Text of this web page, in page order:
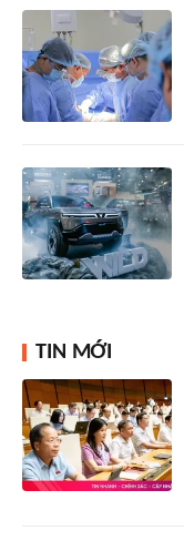
TIN MỚI